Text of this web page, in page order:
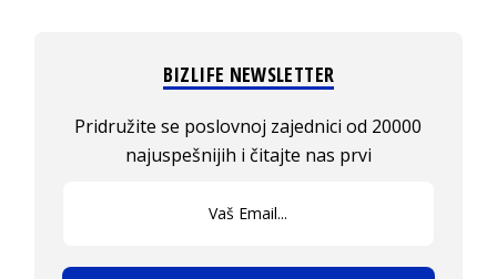
BIZLIFE NEWSLETTER
Pridružite se poslovnoj zajednici od 20000
najuspešnijih i čitajte nas prvi